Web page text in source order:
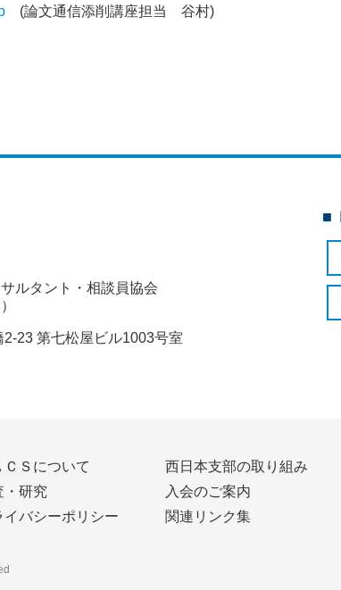
(論文通信添削講座担当 谷村)
ルタント・相談員協会
23 第七松屋ビル1003号室
■
ＣＳについて
西日本支部の取り組み
・研究
入会のご案内
イバシーポリシー 関連リンク集